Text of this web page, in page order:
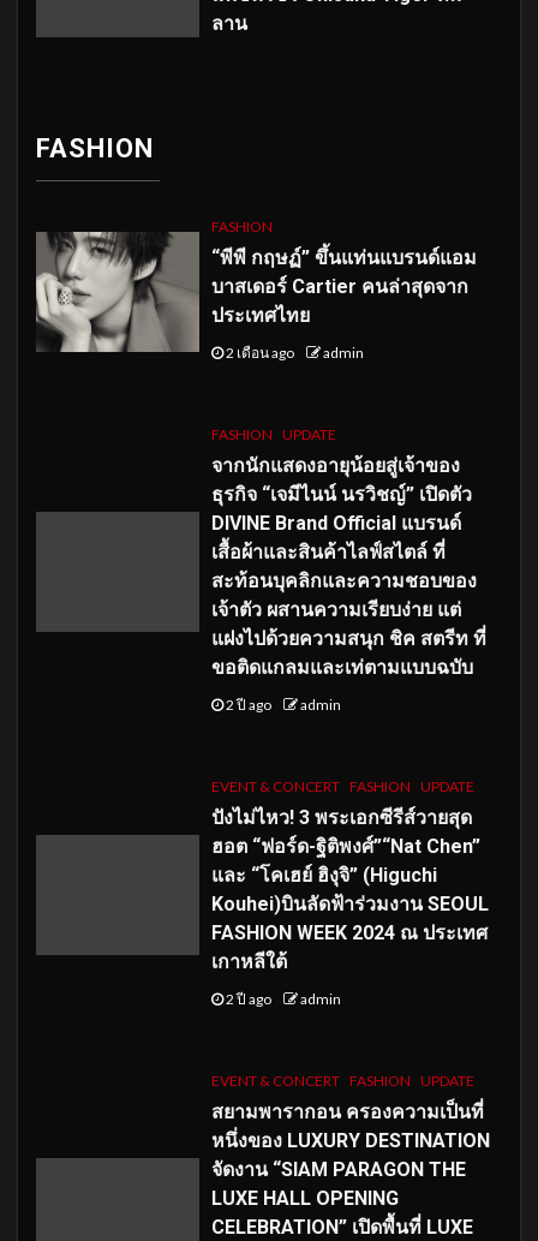
ลาน
FASHION
FASHION
“พีพี กฤษฏ์” ขึ้นแท่นแบรนด์แอม
บาสเดอร์ Cartier คนล่าสุดจาก
ประเทศไทย
2 เดือน ago admin
FASHION UPDATE
จากนักแสดงอายุน้อยสู่เจ้าของ
ธุรกิจ “เจมีไนน์ นรวิชญ์” เปิดตัว
DIVINE Brand Official แบรนด์
เสื้อผ้าและสินค้าไลฟ์สไตล์ ที่
สะท้อนบุคลิกและความชอบของ
เจ้าตัว ผสานความเรียบง่าย แต่
แฝงไปด้วยความสนุก ชิค สตรีท ที่
ขอติดแกลมและเท่ตามแบบฉบับ
2 ปี ago admin
EVENT & CONCERT FASHION UPDATE
ปังไม่ไหว! 3 พระเอกซีรีส์วายสุด
ฮอต “ฟอร์ด-ฐิติพงศ์”“Nat Chen”
และ “โคเฮย์ ฮิงุจิ” (Higuchi
Kouhei)บินลัดฟ้าร่วมงาน SEOUL
FASHION WEEK 2024 ณ ประเทศ
เกาหลีใต้
2 ปี ago admin
EVENT & CONCERT FASHION UPDATE
สยามพารากอน ครองความเป็นที่
หนึ่งของ LUXURY DESTINATION
จัดงาน “SIAM PARAGON THE
LUXE HALL OPENING
CELEBRATION” เปิดพื้นที่ LUXE